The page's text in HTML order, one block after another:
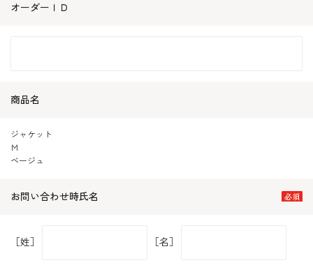
オーダーＩＤ
商品名
ジャケット
Ｍ
ベージュ
お問い合わせ時氏名
［姓］ ［名］